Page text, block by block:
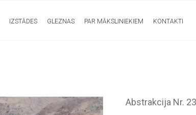
IZSTĀDES GLEZNAS PAR MĀKSLINIEKIEM KONTAKTI
Abstrakcija Nr.